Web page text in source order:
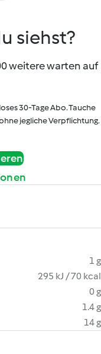
siehst?
weitere warten auf
30-Tage Abo. Tauche
jegliche Verpflichtung.
1 g
295 kJ / 70 kcal
0 g
1.4 g
14 g